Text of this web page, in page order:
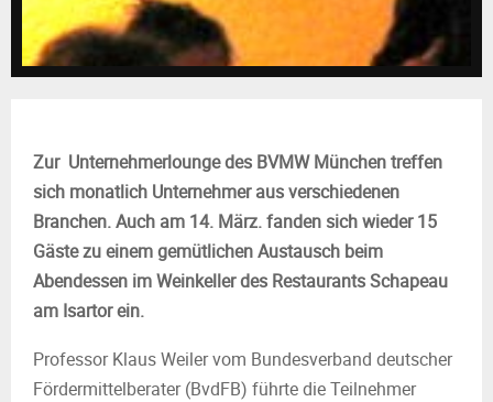
M
E
U
Zur Unternehmerlounge des BVMW München treffen
sich monatlich Unternehmer aus verschiedenen
Branchen. Auch am 14. März. fanden sich wieder 15
Gäste zu einem gemütlichen Austausch beim
Abendessen im Weinkeller des Restaurants Schapeau
am Isartor ein.
Professor Klaus Weiler vom Bundesverband deutscher
Fördermittelberater (BvdFB) führte die Teilnehmer